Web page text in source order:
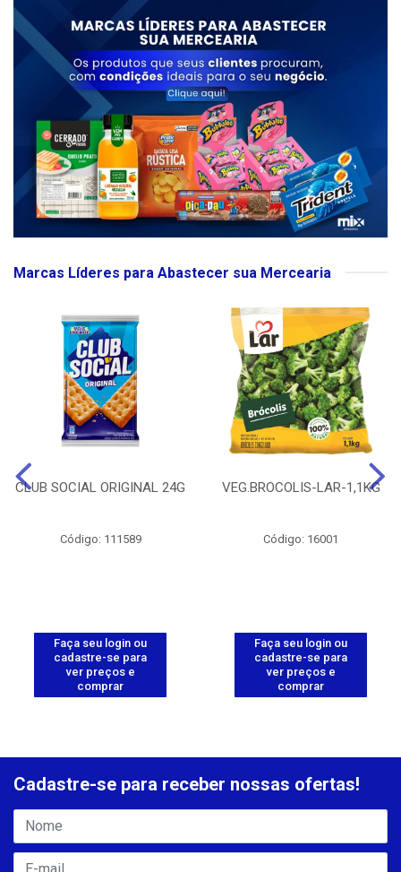
Marcas Líderes para Abastecer sua Mercearia
CLUB SOCIAL ORIGINAL 24G
Código: 111589
Faça seu login ou
cadastre-se para
ver preços e
comprar
VEG.BROCOLIS-LAR-1,1KG
Código: 16001
Faça seu login ou
cadastre-se para
ver preços e
comprar
Cadastre-se para receber nossas ofertas!